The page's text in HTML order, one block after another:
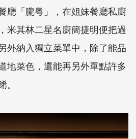
廳「朧粵」，在姐妹餐廳私廚
米其林二星名廚簡捷明便把過
外納入獨立菜單中，除了能品
地菜色，還能再另外單點許多